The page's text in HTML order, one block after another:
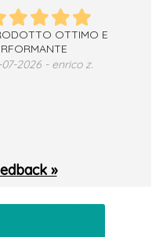
OTTIMO E
07-2026 - enrico z.
»